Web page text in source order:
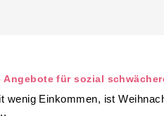
Angebote für sozial
wenig Einkommen, ist